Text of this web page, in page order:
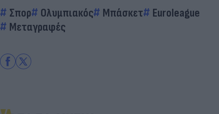
Σπορ Ολυμπιακός Μπάσκετ
Euroleague
Μεταγραφές